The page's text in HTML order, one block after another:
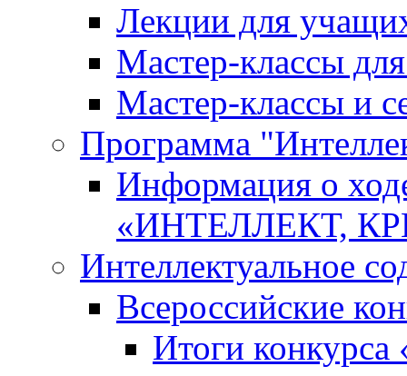
Лекции для
Мастер-классы
Мастер-классы и
Программа
Информация о
«ИНТЕЛЛЕКТ,
Интеллектуальное
Всероссийские
Итоги конкурса